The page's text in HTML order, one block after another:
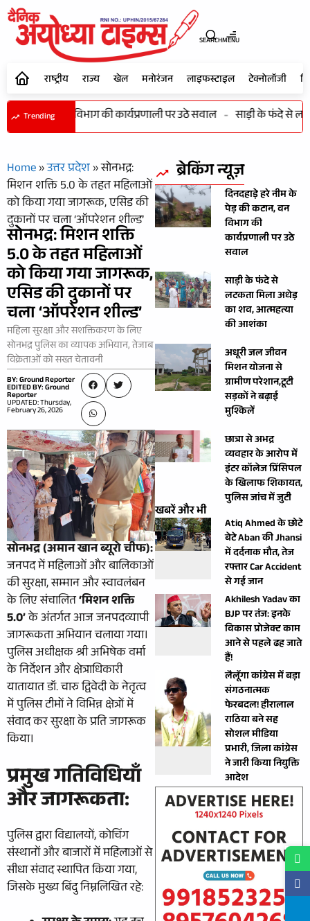
SEARCHMENU
राष्ट्रीय राज्य खेल मनोरंजन लाइफस्टाइल टेक्नोलॉजी
Trending
की कटान, वन विभाग की कार्यप्रणाली पर उठे सवाल - साड़ी के फंदे से
Home»उत्तर प्रदेश»सोनभद्र:
मिशन शक्ति 5.0 के तहत महिलाओं
को किया गया जागरूक, एसिड की
दुकानों पर चला ‘ऑपरेशन शील्ड’
सोनभद्र: मिशन शक्ति
5.0 के तहत महिलाओं
को किया गया जागरूक,
एसिड की दुकानों पर
चला ‘ऑपरेशन शील्ड’
महिला सुरक्षा और सशक्तिकरण के लिए
सोनभद्र पुलिस का व्यापक अभियान, तेजाब
विक्रेताओं को सख्त चेतावनी
BY: Ground Reporter
EDITED BY: Ground
Reporter
UPDATED: Thursday,
February 26, 2026
सोनभद्र (अमान खान ब्यूरो चीफ):
जनपद में महिलाओं और बालिकाओं
की सुरक्षा, सम्मान और स्वावलंबन
के लिए संचालित‘मिशन शक्ति
5.0’के अंतर्गत आज जनपदव्यापी
जागरूकता अभियान चलाया गया।
पुलिस अधीक्षक श्री अभिषेक वर्मा
के निर्देशन और क्षेत्राधिकारी
यातायात डॉ. चारु द्विवेदी के नेतृत्व
में पुलिस टीमों ने विभिन्न क्षेत्रों में
संवाद कर सुरक्षा के प्रति जागरूक
किया।
प्रमुख गतिविधियाँ
और जागरूकता:
​पुलिस द्वारा विद्यालयों, कोचिंग
संस्थानों और बाजारों में महिलाओं से
सीधा संवाद स्थापित किया गया,
जिसके मुख्य बिंदु निम्नलिखित रहे:
ब्रेकिंग न्यूज़
दिनदहाड़े हरे नीम के
पेड़ की कटान, वन
विभाग की
कार्यप्रणाली पर उठे
सवाल
साड़ी के फंदे से
लटकता मिला अधेड़
का शव, आत्महत्या
की आशंका
अधूरी जल जीवन
मिशन योजना से
ग्रामीण परेशान,टूटी
सड़कों ने बढ़ाई
मुश्किलें
छात्रा से अभद्र
व्यवहार के आरोप में
इंटर कॉलेज प्रिंसिपल
के खिलाफ शिकायत,
पुलिस जांच में जुटी
खबरें और भी
Atiq Ahmed के छोटे
बेटे Aban की Jhansi
में दर्दनाक मौत, तेज
रफ्तार Car Accident
से गई जान
Akhilesh Yadav का
BJP पर तंज: इनके
विकास प्रोजेक्ट काम
आने से पहले ढह जाते
हैं!
लैलूँगा कांग्रेस में बड़ा
संगठनात्मक
फेरबदल! हीरालाल
राठिया बने सह
सोशल मीडिया
प्रभारी, जिला कांग्रेस
ने जारी किया नियुक्ति
आदेश